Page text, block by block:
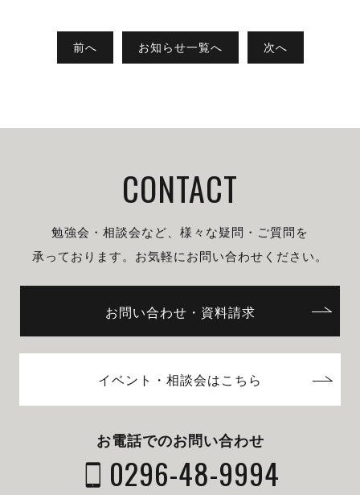
前へ お知らせ一覧へ 次へ
CONTACT
勉強会・相談会など、様々な疑問・ご質問を
承っております。 お気軽にお問い合わせください。
お問い合わせ・資料請求
イベント・相談会はこちら
お電話でのお問い合わせ
0296-48-9994